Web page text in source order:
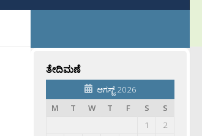
ತೇದಿಮಣೆ
ಆಗಸ್ಟ್ 2026
M
T W T F S
S
1
2